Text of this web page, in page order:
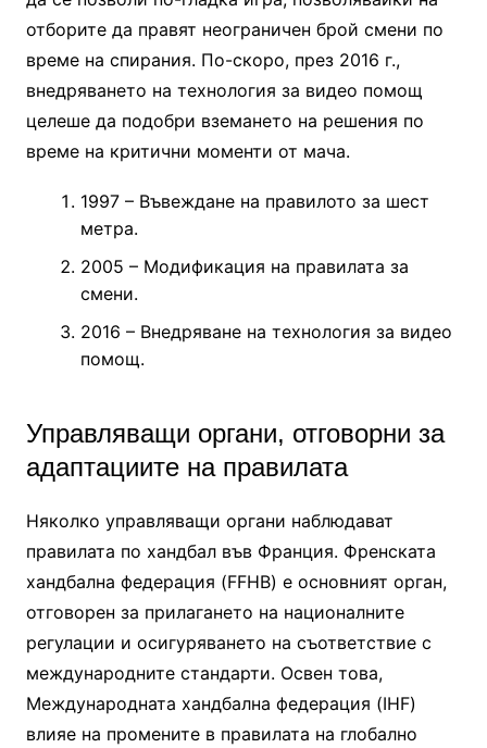
отборите да правят неограничен брой смени по
време на спирания. По-скоро, през 2016 г.,
внедряването на технология за видео помощ
целеше да подобри вземането на решения по
време на критични моменти от мача.
1997 – Въвеждане на правилото за шест
метра.
2005 – Модификация на правилата за
смени.
2016 – Внедряване на технология за видео
помощ.
Управляващи органи, отговорни за
адаптациите на правилата
Няколко управляващи органи наблюдават
правилата по хандбал във Франция. Френската
хандбална федерация (FFHB) е основният орган,
отговорен за прилагането на националните
регулации и осигуряването на съответствие с
международните стандарти. Освен това,
Международната хандбална федерация (IHF)
влияе на промените в правилата на глобално